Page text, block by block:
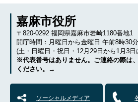
嘉麻市役所
〒820-0292 福岡県嘉麻市岩崎1180番地1
開庁時間：月曜日から金曜日 午前8時30
(土・日曜日・祝日・12月29日から1月3日
※代表番号はありません。ご連絡の際は
ください。→
ソーシャルメディア